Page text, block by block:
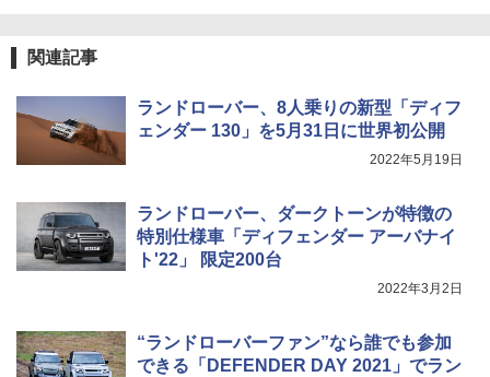
関連記事
ランドローバー、8人乗りの新型「ディフ
ェンダー 130」を5月31日に世界初公開
2022年5月19日
ランドローバー、ダークトーンが特徴の
特別仕様車「ディフェンダー アーバナイ
ト'22」 限定200台
2022年3月2日
“ランドローバーファン”なら誰でも参加
できる「DEFENDER DAY 2021」でラン